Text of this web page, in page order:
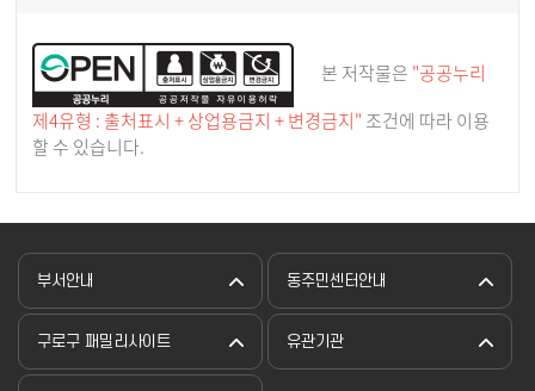
본 저작물은 "공공누리
제4유형 : 출처표시 + 상업용금지 + 변경금지" 조건에 따라 이용
할 수 있습니다.
부서안내 동주민센터안내
구로구 패밀리사이트 유관기관